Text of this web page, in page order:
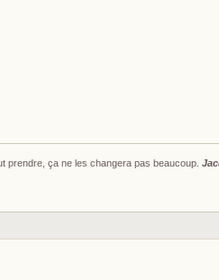
prendre, ça ne les changera pas beaucoup.